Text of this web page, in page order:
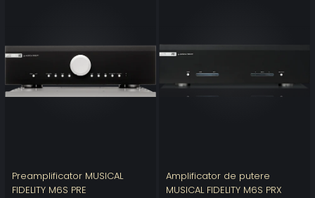
Preamplificator MUSICAL
FIDELITY M6S PRE
Amplificator de putere
MUSICAL FIDELITY M6S PRX